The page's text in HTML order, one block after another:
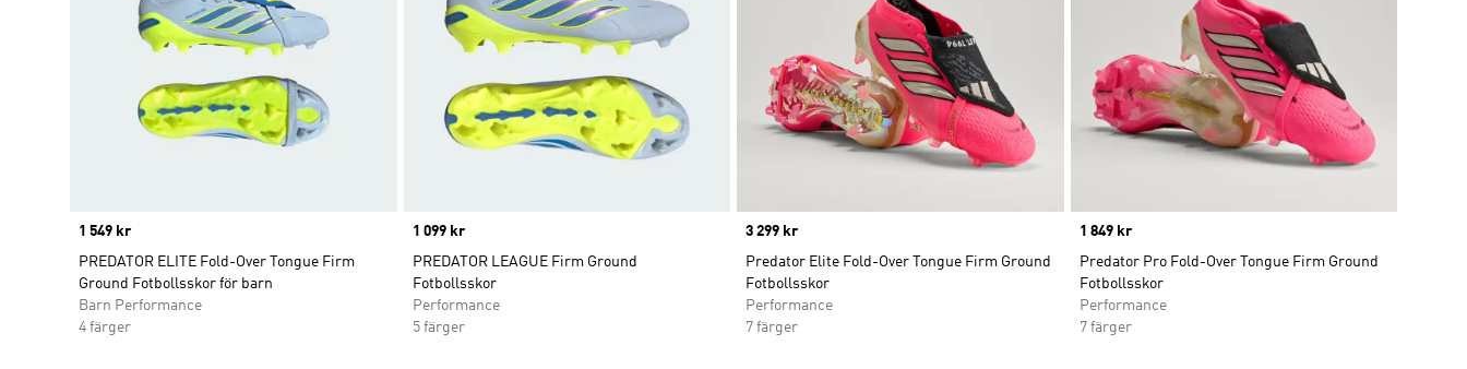
Price
1 549 kr
PREDATOR ELITE Fold-Over Tongue Firm
Ground Fotbollsskor för barn
Barn Performance
4 färger
Price
1 099 kr
PREDATOR LEAGUE Firm Ground
Fotbollsskor
Performance
5 färger
Price
3 299 kr
Predator Elite Fold-Over Tongue Firm Ground
Fotbollsskor
Performance
7 färger
Price
1 849 kr
Predator Pro Fold-Over Tongue Firm Ground
Fotbollsskor
Performance
7 färger